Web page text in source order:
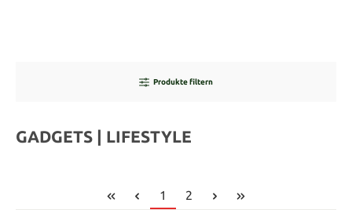
Produkte filtern
GADGETS | LIFESTYLE
Seite
1 Seite
2